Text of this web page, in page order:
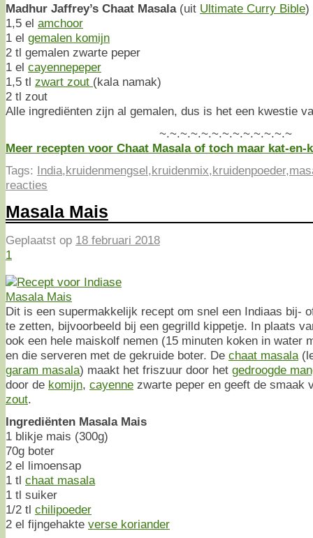
Madhur Jaffrey’s Chaat Masala(uit Ultimate Curry Bible)
1,5 el amchoor
1 el gemalen komijn
2 tl gemalen zwarte peper
1 el cayennepeper
1,5 tl zwart zout (kala namak)
2 tl zout
Alle ingrediënten zijn al gemalen, dus is het een kwestie
~.~.~.~.~.~.~.~.~.~.~.~.~
Meer recepten voor Chaat Masala of toch maar kat-
Tags: India,kruidenmengsel,kruidenmix,kruidenpoeder,
reacties
Masala Mais
Geplaatst op 18 februari 2018
1
Dit is een supermakkelijk recept om snel een Indiaas bij-
te zetten, bijvoorbeeld bij een gegrilld kippetje. In plaats
ook een hele maiskolf nemen (15 minuten koken in water
en die serveren met de gekruide boter. De chaat masala
garam masala) maakt het friszuur door het gedroogde
door de komijn, cayenne zwarte peper en geeft de smaak
zout.
Ingrediënten Masala Mais
1 blikje mais (300g)
70g boter
2 el limoensap
1 tl chaat masala
1 tl suiker
1/2 tl chilipoeder
2 el fijngehakte verse koriander